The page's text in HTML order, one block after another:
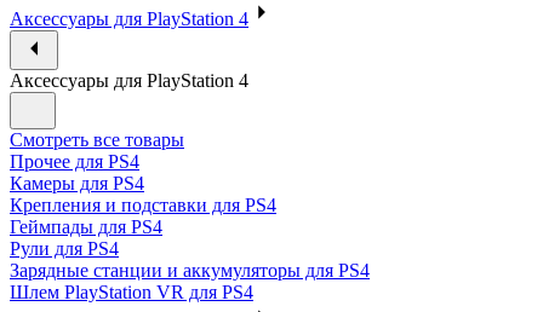
Аксессуары для PlayStation 4
Аксессуары для PlayStation 4
Смотреть все товары
Прочее для PS4
Камеры для PS4
Крепления и подставки для PS4
Геймпады для PS4
Рули для PS4
Зарядные станции и аккумуляторы для PS4
Шлем PlayStation VR для PS4